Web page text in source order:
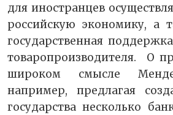
для иностранцев
российскую экономику, а
государственная
товаропроизводителя. О
широком смысле
например, предлагая
государства несколько